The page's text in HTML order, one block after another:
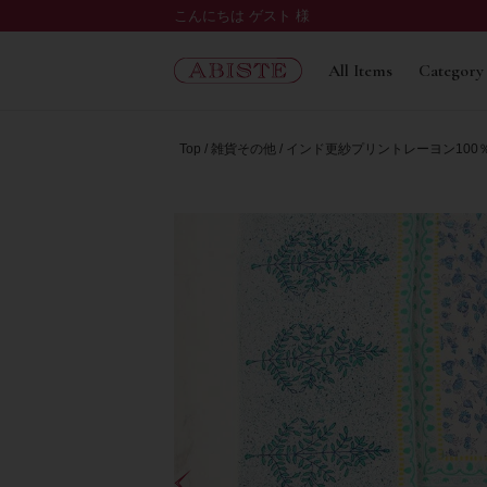
こんにちは ゲスト 様
All Items Category
Top 雑貨その他 インド更紗プリントレーヨン100